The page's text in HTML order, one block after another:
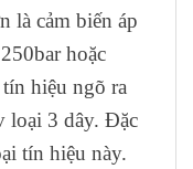
là cảm biến áp
hoặc
hiệu ngõ ra
loại 3 dây. Đặc
tín hiệu này.